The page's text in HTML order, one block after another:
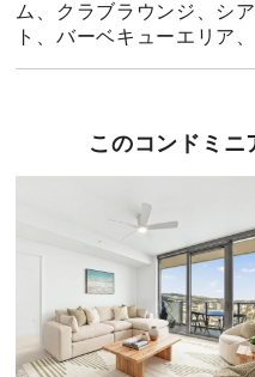
ム、クラブラウンジ、シ
ト、バーベキューエリア
このコンドミニ